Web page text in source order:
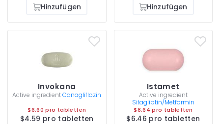
Hinzufügen
Hinzufügen
Invokana
Active ingredientCanagliflozin
$6.60 pro tabletten
$4.59 pro tabletten
Istamet
Active ingredient
Sitagliptin/Metformin
$8.64 pro tabletten
$6.46 pro tabletten